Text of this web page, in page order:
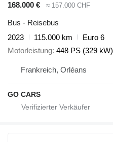
168.000 €
≈ 157.000 CHF
Bus - Reisebus
2023
115.000 km
Euro 6
Motorleistung 448 PS (329 kW)
Frankreich, Orléans
GO CARS